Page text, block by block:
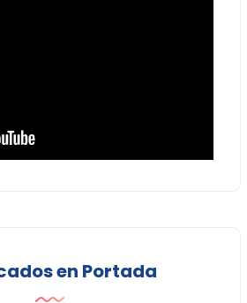
en Portada